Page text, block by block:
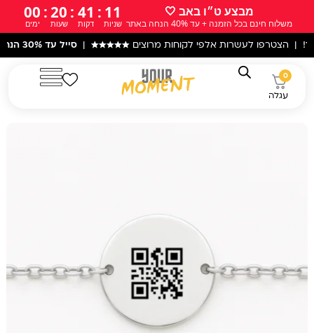
לתוכן
מבצע ט״ו באב 🤍
משלוח חינם בכל הזמנה + עד 40% הנחה באתר
10
שניות
:
41
דקות
:
20
שעות
:
00
ימים
לעשרות אלפי לקוחות מרוצים★★★★★
|סייל עד 30% הנחה באתר!
0
עגלה